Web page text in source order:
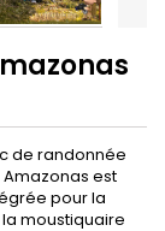
de randonnée
est
pour la
moustiquaire